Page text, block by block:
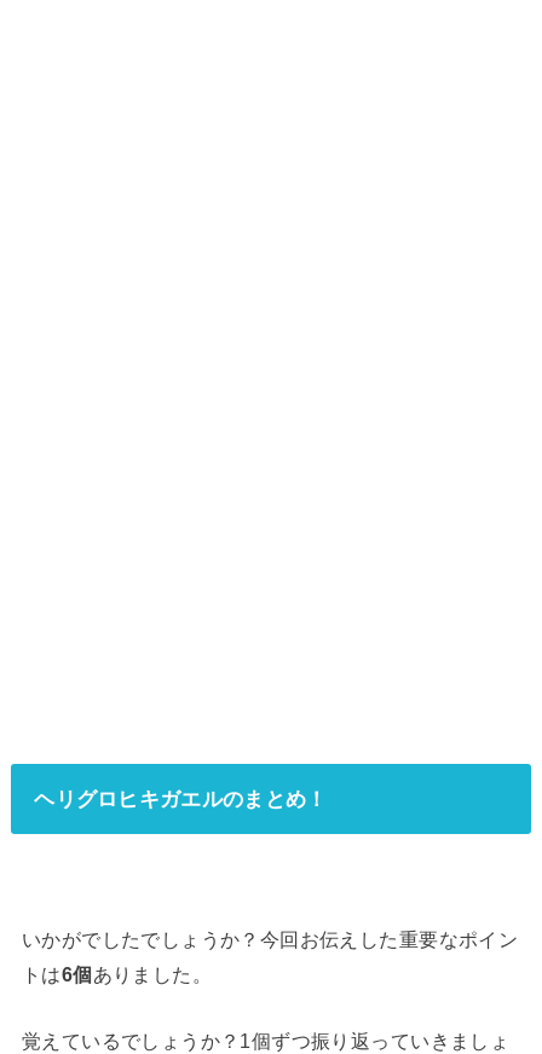
ヘリグロヒキガエルのまとめ！
いかがでしたでしょうか？今回お伝えした重要なポイン
トは6個ありました。
覚えているでしょうか？1個ずつ振り返っていきましょ